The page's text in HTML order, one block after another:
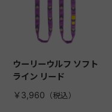
ウーリーウルフ ソフト
ライン リード
￥3,960